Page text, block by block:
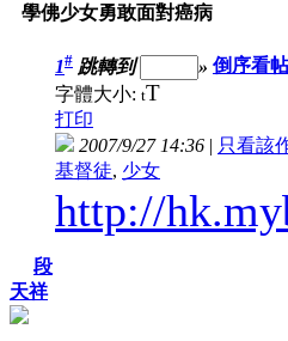
學佛少女勇敢面對癌病
段
天祥
1# 跳轉到 » 倒序看帖
字體大小: tT
打印
2007/9/27 14:36 | 只看該
基督徒, 少女
http://